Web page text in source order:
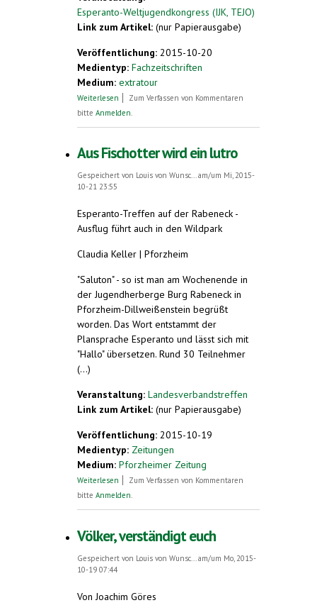
Esperanto-Weltjugendkongress (IJK, TEJO)
Link zum Artikel: (nur Papierausgabe)
Veröffentlichung: 2015-10-20
Medientyp: Fachzeitschriften
Medium: extratour
Weiterlesen über Jugendherberge Wiesbaden -
Zum Verfassen von Kommentaren
bitte Anmelden
Aus Fischotter wird ein lutro
Gespeichert von Louis von Wunsc...am/um Mi, 2015-
10-21 23:55
Esperanto-Treffen auf der Rabeneck -
Ausflug führt auch in den Wildpark
Claudia Keller | Pforzheim
"Saluton" - so ist man am Wochenende in
der Jugendherberge Burg Rabeneck in
Pforzheim-Dillweißenstein begrüßt
worden. Das Wort entstammt der
Plansprache Esperanto und lässt sich mit
"Hallo" übersetzen. Rund 30 Teilnehmer
(...)
Veranstaltung: Landesverbandstreffen
Link zum Artikel: (nur Papierausgabe)
Veröffentlichung: 2015-10-19
Medientyp: Zeitungen
Medium: Pforzheimer Zeitung
Weiterlesen über Aus Fischotter wird ein lutro
Zum Verfassen von Kommentaren
bitte Anmelden.
Völker, verständigt euch
Gespeichert von Louis von Wunsc...am/um Mo, 2015-
10-19 07:44
Von Joachim Göres